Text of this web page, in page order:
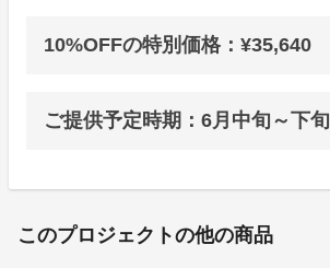
10%OFFの特別価格：¥35,640
ご提供予定時期：6月中旬～下旬
このプロジェクトの他の商品